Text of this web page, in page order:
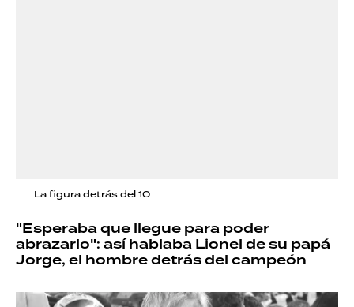
La figura detrás del 10
"Esperaba que llegue para poder
abrazarlo": así hablaba Lionel de su papá
Jorge, el hombre detrás del campeón